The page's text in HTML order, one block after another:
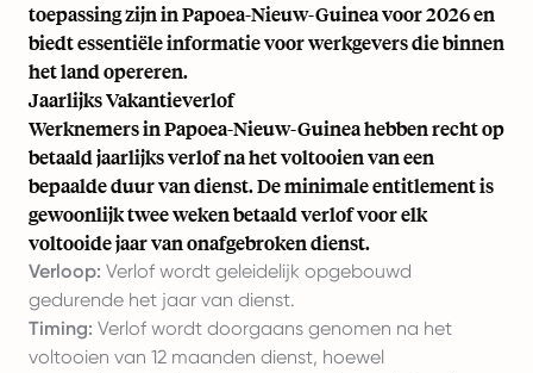
toepassing zijn in Papoea-Nieuw-Guinea voor 2026 en
biedt essentiële informatie voor werkgevers die binnen
het land opereren.
Jaarlijks Vakantieverlof
Werknemers in Papoea-Nieuw-Guinea hebben recht op
betaald jaarlijks verlof na het voltooien van een
bepaalde duur van dienst. De minimale entitlement is
gewoonlijk twee weken betaald verlof voor elk
voltooide jaar van onafgebroken dienst.
Verloop: Verlof wordt geleidelijk opgebouwd
gedurende het jaar van dienst.
Timing: Verlof wordt doorgaans genomen na het
voltooien van 12 maanden dienst, hoewel